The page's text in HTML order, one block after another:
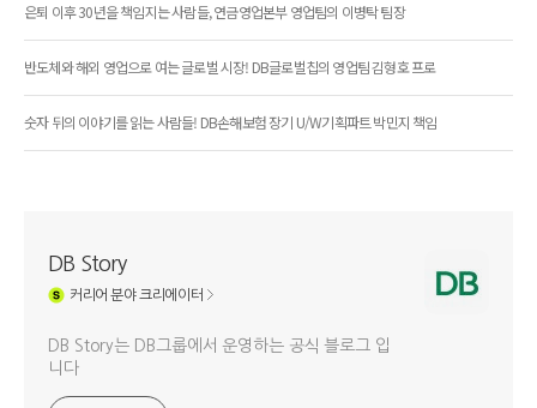
은퇴 이후 30년을 책임지는 사람들, 연금영업본부 영업팀의 이병탁 팀장
반도체와 해외 영업으로 여는 글로벌 시장! DB글로벌칩의 영업팀 김형호 프로
숫자 뒤의 이야기를 읽는 사람들! DB손해보험 장기 U/W기획파트 박민지 책임
DB Story
커리어 분야 크리에이터
DB Story는 DB그룹에서 운영하는 공식 블로그 입
니다